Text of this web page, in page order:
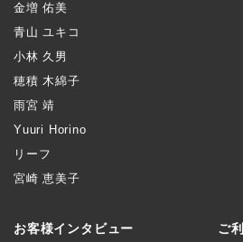
金増 佑美
青山 ユキコ
小林 久男
穂積 木綿子
雨宮 靖
Yuuri Horino
リーフ
宮崎 恵美子
お客様インタビュー ご